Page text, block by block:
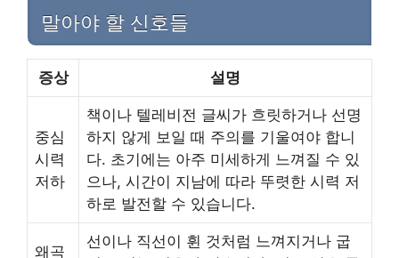
말아야 할 신호들
증상 설명
중심
시력
저하
책이나 텔레비전 글씨가 흐릿하거나 선명
하지 않게 보일 때 주의를 기울여야 합니
다. 초기에는 아주 미세하게 느껴질 수 있
으나, 시간이 지남에 따라 뚜렷한 시력 저
하로 발전할 수 있습니다.
왜곡
선이나 직선이 휜 것처럼 느껴지거나 굽